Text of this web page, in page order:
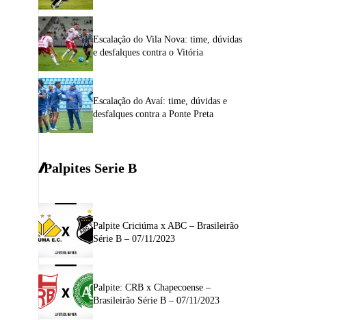
Escalação do Vila Nova: time, dúvidas
e desfalques contra o Vitória
Escalação do Avaí: time, dúvidas e
desfalques contra a Ponte Preta
Palpites Serie B
Palpite Criciúma x ABC – Brasileirão
Série B – 07/11/2023
Palpite: CRB x Chapecoense –
Brasileirão Série B – 07/11/2023